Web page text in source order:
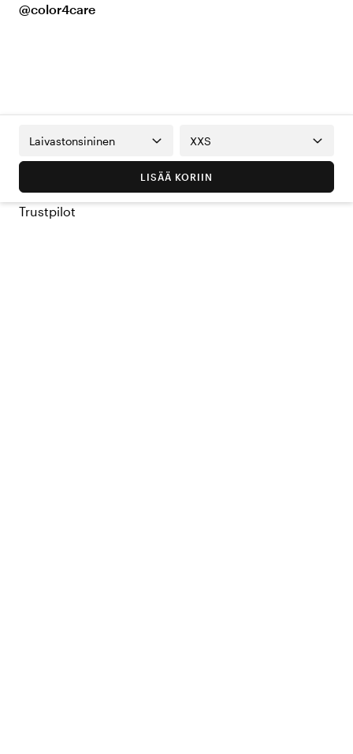
@color4care
Laivastonsininen XXS
LISÄÄ KORIIN
Trustpilot